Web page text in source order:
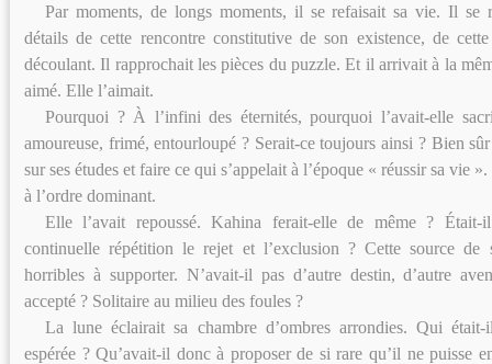
Par moments, de longs moments, il se refaisait sa vie. Il se
détails de cette rencontre constitutive de son existence, de cette
découlant. Il rapprochait les pièces du puzzle. Et il arrivait à la
aimé. Elle l’aimait.
Pourquoi ? À l’infini des éternités, pourquoi l’avait-elle
amoureuse, frimé, entourloupé ? Serait-ce toujours ainsi ? Bien
sur ses études et faire ce qui s’appelait à l’époque « réussir sa vie
à l’ordre dominant.
Elle l’avait repoussé. Kahina ferait-elle de même ?
continuelle répétition le rejet et l’exclusion ? Cette source de
horribles à supporter. N’avait-il pas d’autre destin, d’autre
accepté ? Solitaire au milieu des foules ?
La lune éclairait sa chambre d’ombres arrondies. Qui
espérée ? Qu’avait-il donc à proposer de si rare qu’il ne puisse